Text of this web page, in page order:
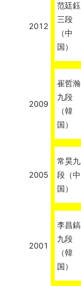
2012
范廷鈺
三段
（中
国）
2009
崔哲瀚
九段
（韓
国）
2005
常昊九
段（中
国）
2001
李昌鎬
九段
（韓
国）